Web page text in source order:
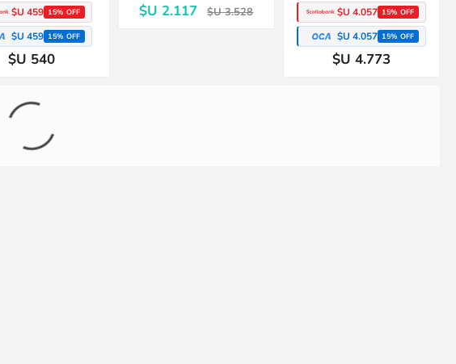
$U 459 15% OFF
$U 459 15% OFF
$U 540
$U 2.117 $U 3.528 $U 4.057 15% OFF
$U 4.057 15% OFF
$U 4.773